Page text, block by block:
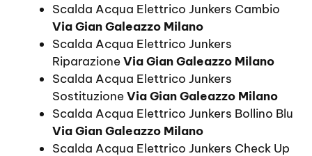
Scalda Acqua Elettrico Junkers Cambio
Via Gian Galeazzo Milano
Scalda Acqua Elettrico Junkers
RiparazioneVia Gian Galeazzo Milano
Scalda Acqua Elettrico Junkers
SostituzioneVia Gian Galeazzo Milano
Scalda Acqua Elettrico Junkers Bollino Blu
Via Gian Galeazzo Milano
Scalda Acqua Elettrico Junkers Check Up